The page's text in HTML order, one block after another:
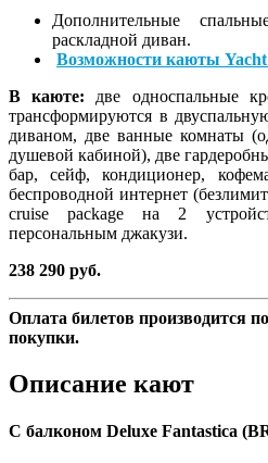
Дополнительные
раскладной диван.
Возможности каюты
В каюте: две односпальные
трансформируются в
диваном, две ванные комнаты
душевой кабиной), две
бар, сейф, кондиционер,
беспроводной интернет
cruise package на 2
персональным джакузи.
238 290 руб.
Оплата билетов производится
покупки.
Описание кают
С балконом Deluxe Fantastica